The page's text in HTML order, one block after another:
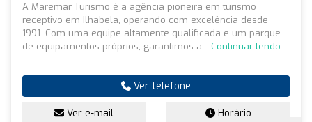
A Maremar Turismo é a agência pioneira em turismo
receptivo em Ilhabela, operando com excelência desde
1991. Com uma equipe altamente qualificada e um parque
de equipamentos próprios, garantimos a... Continuar lendo
Ver telefone
Ver e-mail Horário